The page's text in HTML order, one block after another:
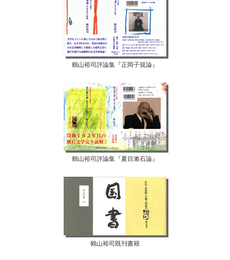
鶴山裕司評論集『正岡子規論』
鶴山裕司評論集『夏目漱石論』
鶴山裕司既刊書籍